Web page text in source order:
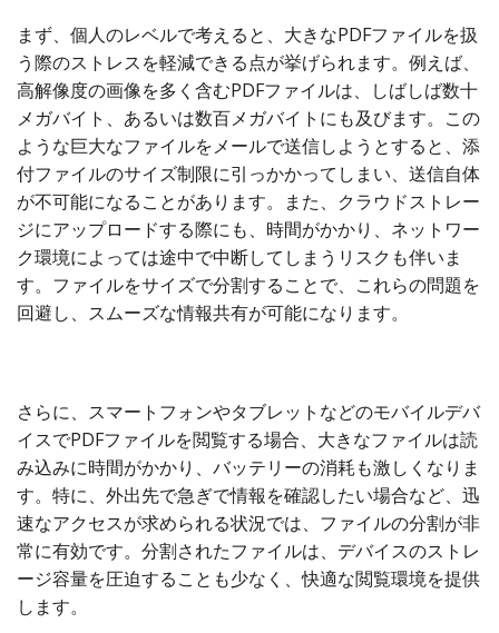
まず、個人のレベルで考えると、大きなPDFファイルを扱
う際のストレスを軽減できる点が挙げられます。例えば、
高解像度の画像を多く含むPDFファイルは、しばしば数十
メガバイト、あるいは数百メガバイトにも及びます。この
ような巨大なファイルをメールで送信しようとすると、添
付ファイルのサイズ制限に引っかかってしまい、送信自体
が不可能になることがあります。また、クラウドストレー
ジにアップロードする際にも、時間がかかり、ネットワー
ク環境によっては途中で中断してしまうリスクも伴いま
す。ファイルをサイズで分割することで、これらの問題を
回避し、スムーズな情報共有が可能になります。
さらに、スマートフォンやタブレットなどのモバイルデバ
イスでPDFファイルを閲覧する場合、大きなファイルは読
み込みに時間がかかり、バッテリーの消耗も激しくなりま
す。特に、外出先で急ぎで情報を確認したい場合など、迅
速なアクセスが求められる状況では、ファイルの分割が非
常に有効です。分割されたファイルは、デバイスのストレ
ージ容量を圧迫することも少なく、快適な閲覧環境を提供
します。